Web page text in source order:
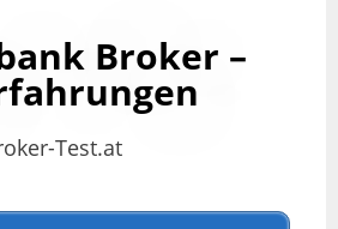
Broker –
Test.at